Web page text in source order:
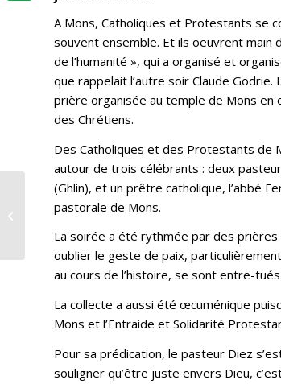
A Mons, Catholiques et Protestants se
souvent ensemble. Et ils oeuvrent main
de l’humanité », qui a organisé et
que rappelait l’autre soir Claude
prière organisée au temple de Mons en
des Chrétiens.
Des Catholiques et des Protestants de
autour de trois célébrants : deux
(Ghlin), et un prêtre catholique, l’abbé
pastorale de Mons.
La soirée a été rythmée par des prières
oublier le geste de paix,
au cours de l’histoire, se sont entre-
La collecte a aussi été œcuménique
Mons et l’Entraide et Solidarité
Pour sa prédication, le pasteur Diez
souligner qu’être juste envers Dieu,
Tournai : la première «Divine